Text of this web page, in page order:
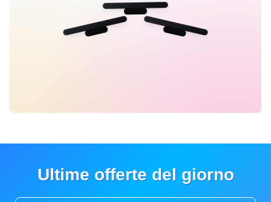
Ultime offerte del giorno